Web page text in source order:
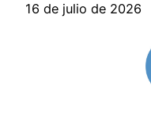
16 de julio de 2026